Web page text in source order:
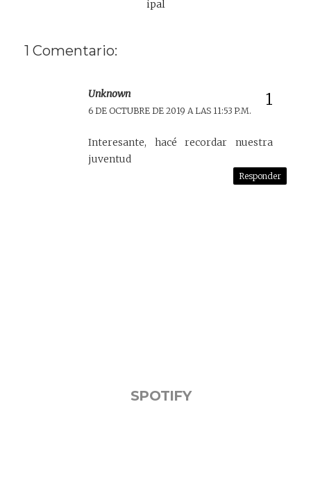
ipal
1 Comentario:
Unknown
6 DE OCTUBRE DE 2019 A LAS 11:53 P.M.
Interesante, hacé recordar nuestra
juventud
Responder
SPOTIFY